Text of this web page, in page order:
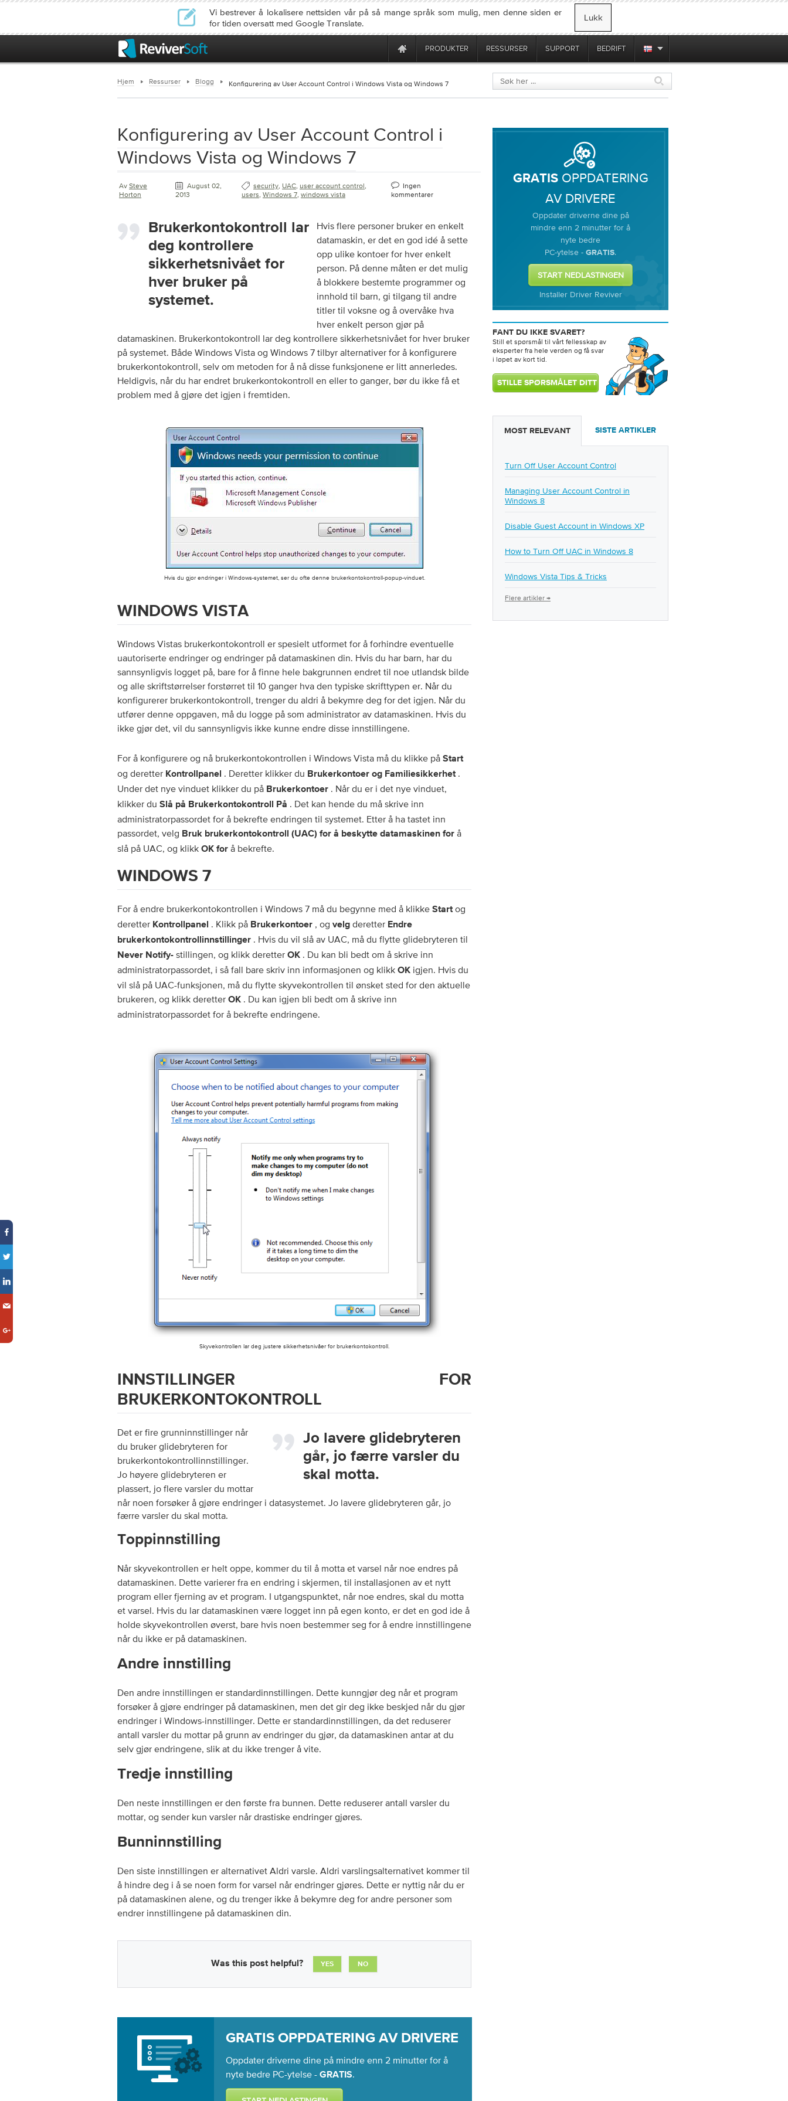
Vi bestrever å lokalisere nettsiden vår på så mange språk som mulig, men denne siden er
for tiden oversatt med Google Translate.
Lukk
PRODUKTER RESSURSER SUPPORT BEDRIFT
Hjem Ressurser Blogg Konfigurering av User Account Control i Windows Vista og Windows 7
Konfigurering av User Account Control i
Windows Vista og Windows 7
Av Steve
Horton
August 02,
2013
security, UAC, user account control,
users, Windows 7, windows vista
Ingen
kommentarer
Brukerkontokontroll lar
deg kontrollere
sikkerhetsnivået for
hver bruker på
systemet.
Hvis flere personer bruker en enkelt
datamaskin, er det en god idé å sette
opp ulike kontoer for hver enkelt
person. På denne måten er det mulig
å blokkere bestemte programmer og
innhold til barn, gi tilgang til andre
titler til voksne og å overvåke hva
hver enkelt person gjør på
datamaskinen. Brukerkontokontroll lar deg kontrollere sikkerhetsnivået for hver bruker
på systemet. Både Windows Vista og Windows 7 tilbyr alternativer for å konfigurere
brukerkontokontroll, selv om metoden for å nå disse funksjonene er litt annerledes.
Heldigvis, når du har endret brukerkontokontroll en eller to ganger, bør du ikke få et
problem med å gjøre det igjen i fremtiden.
Hvis du gjør endringer i Windows-systemet, ser du ofte denne brukerkontokontroll-popup-vinduet.
WINDOWS VISTA
Windows Vistas brukerkontokontroll er spesielt utformet for å forhindre eventuelle
uautoriserte endringer og endringer på datamaskinen din. Hvis du har barn, har du
sannsynligvis logget på, bare for å finne hele bakgrunnen endret til noe utlandsk bilde
og alle skriftstørrelser forstørret til 10 ganger hva den typiske skrifttypen er. Når du
konfigurerer brukerkontokontroll, trenger du aldri å bekymre deg for det igjen. Når du
utfører denne oppgaven, må du logge på som administrator av datamaskinen. Hvis du
ikke gjør det, vil du sannsynligvis ikke kunne endre disse innstillingene.
For å konfigurere og nå brukerkontokontrollen i Windows Vista må du klikke på Start
og deretter Kontrollpanel . Deretter klikker du Brukerkontoer og Familiesikkerhet .
Under det nye vinduet klikker du på Brukerkontoer . Når du er i det nye vinduet,
klikker du Slå på Brukerkontokontroll På . Det kan hende du må skrive inn
administratorpassordet for å bekrefte endringen til systemet. Etter å ha tastet inn
passordet, velg Bruk brukerkontokontroll (UAC) for å beskytte datamaskinen for å
slå på UAC, og klikk OK for å bekrefte.
WINDOWS 7
For å endre brukerkontokontrollen i Windows 7 må du begynne med å klikke Start og
deretter Kontrollpanel . Klikk på Brukerkontoer , og velg deretter Endre
brukerkontokontrollinnstillinger . Hvis du vil slå av UAC, må du flytte glidebryteren til
Never Notify- stillingen, og klikk deretter OK . Du kan bli bedt om å skrive inn
administratorpassordet, i så fall bare skriv inn informasjonen og klikk OK igjen. Hvis du
vil slå på UAC-funksjonen, må du flytte skyvekontrollen til ønsket sted for den aktuelle
brukeren, og klikk deretter OK . Du kan igjen bli bedt om å skrive inn
administratorpassordet for å bekrefte endringene.
Skyvekontrollen lar deg justere sikkerhetsnivåer for brukerkontokontroll.
INNSTILLINGER FOR
BRUKERKONTOKONTROLL
Jo lavere glidebryteren
går, jo færre varsler du
skal motta.
Det er fire grunninnstillinger når
du bruker glidebryteren for
brukerkontokontrollinnstillinger.
Jo høyere glidebryteren er
plassert, jo flere varsler du mottar
når noen forsøker å gjøre endringer i datasystemet. Jo lavere glidebryteren går, jo
færre varsler du skal motta.
Toppinnstilling
Når skyvekontrollen er helt oppe, kommer du til å motta et varsel når noe endres på
datamaskinen. Dette varierer fra en endring i skjermen, til installasjonen av et nytt
program eller fjerning av et program. I utgangspunktet, når noe endres, skal du motta
et varsel. Hvis du lar datamaskinen være logget inn på egen konto, er det en god ide å
holde skyvekontrollen øverst, bare hvis noen bestemmer seg for å endre innstillingene
når du ikke er på datamaskinen.
Andre innstilling
Den andre innstillingen er standardinnstillingen. Dette kunngjør deg når et program
forsøker å gjøre endringer på datamaskinen, men det gir deg ikke beskjed når du gjør
endringer i Windows-innstillinger. Dette er standardinnstillingen, da det reduserer
antall varsler du mottar på grunn av endringer du gjør, da datamaskinen antar at du
selv gjør endringene, slik at du ikke trenger å vite.
Tredje innstilling
Den neste innstillingen er den første fra bunnen. Dette reduserer antall varsler du
mottar, og sender kun varsler når drastiske endringer gjøres.
Bunninnstilling
Den siste innstillingen er alternativet Aldri varsle. Aldri varslingsalternativet kommer til
å hindre deg i å se noen form for varsel når endringer gjøres. Dette er nyttig når du er
på datamaskinen alene, og du trenger ikke å bekymre deg for andre personer som
endrer innstillingene på datamaskinen din.
Was this post helpful? YES NO
GRATIS OPPDATERING AV DRIVERE
Oppdater driverne dine på mindre enn 2 minutter for å
nyte bedre PC-ytelse - GRATIS.
GRATISOPPDATERING
AV DRIVERE
Oppdater driverne dine på
mindre enn 2 minutter for å
nyte bedre
PC-ytelse - GRATIS.
Installer Driver Reviver
FANT DU IKKE SVARET?
Still et spørsmål til vårt fellesskap av
eksperter fra hele verden og få svar
i løpet av kort tid.
MOST RELEVANT SISTE ARTIKLER
Turn Off User Account Control
Managing User Account Control in
Windows 8
Disable Guest Account in Windows XP
How to Turn Off UAC in Windows 8
Windows Vista Tips & Tricks
Flere artikler →